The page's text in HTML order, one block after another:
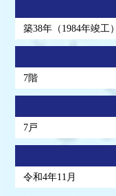
築38年（1984年竣工）
7階
7戸
令和4年11月